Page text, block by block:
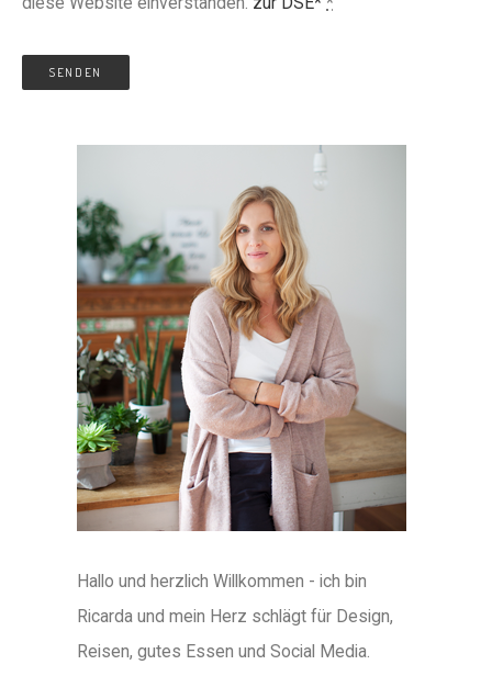
Hallo und herzlich Willkommen - ich bin
Ricarda und mein Herz schlägt für Design,
Reisen, gutes Essen und Social Media.